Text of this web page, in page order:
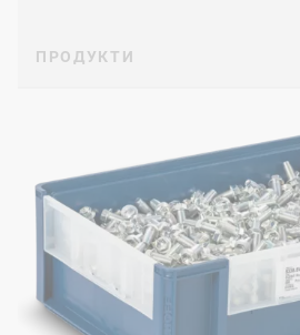
ПРОДУКТИ